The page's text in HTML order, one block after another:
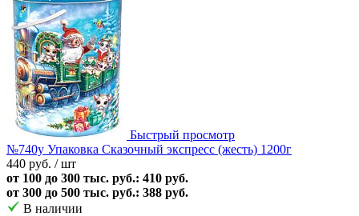
Быстрый просмотр
№740у Упаковка Сказочный экспресс (жесть) 1200г
440 руб. / шт
от 100 до 300 тыс. руб.: 410 руб.
от 300 до 500 тыс. руб.: 388 руб.
В наличии